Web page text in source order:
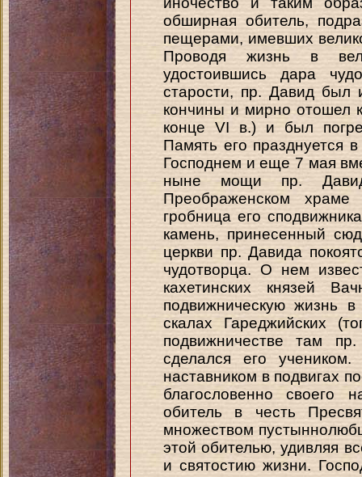
обширная обитель,
пещерами, имевших
Проводя жизнь в
удостоившись дара
старости, пр. Давид
кончины и мирно отошел
конце VI в.) и был
Память его празднуется
Господнем и еще 7 мая
ныне мощи пр.
Преображенском
гробница его
камень, принесенный
церкви пр. Давида
чудотворца. О нем
кахетинских князей
подвижническую жизнь
скалах Гареджийских
подвижничестве там
сделался его
наставником в подвигах
благословенно своего
обитель в честь
множеством
этой обителью, удивляя
и святостию жизни.